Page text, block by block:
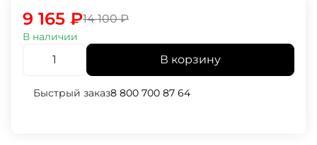
14 100₽
9 165 ₽
В наличии
В корзину
Быстрый заказ8 800 700 87 64